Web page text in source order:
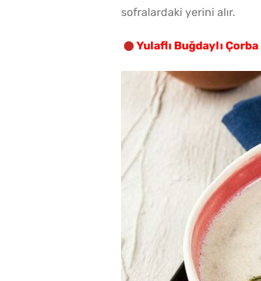
sofralardaki yerini alır.
Yulaflı Buğdaylı Çorba